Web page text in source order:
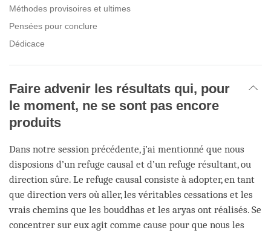
Méthodes provisoires et ultimes
Pensées pour conclure
Dédicace
Faire advenir les résultats qui, pour
le moment, ne se sont pas encore
produits
Dans notre session précédente, j’ai mentionné que nous
disposions d’un refuge causal et d’un refuge résultant, ou
direction sûre. Le refuge causal consiste à adopter, en tant
que direction vers où aller, les véritables cessations et les
vrais chemins que les bouddhas et les aryas ont réalisés. Se
concentrer sur eux agit comme cause pour que nous les